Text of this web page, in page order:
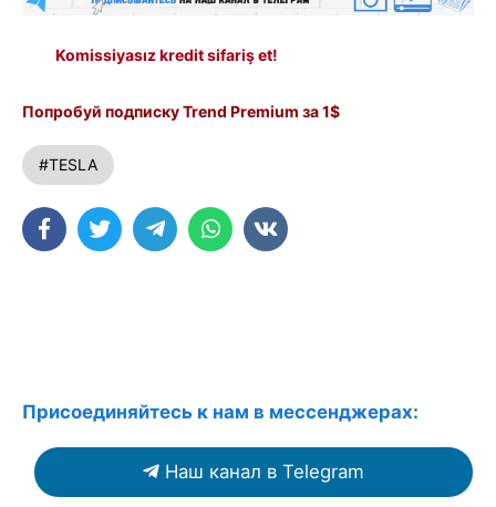
Komissiyasız kredit sifariş et!
Попробуй подписку Trend Premium за 1$
#TESLA
Присоединяйтесь к нам в мессенджерах:
Наш канал в Telegram